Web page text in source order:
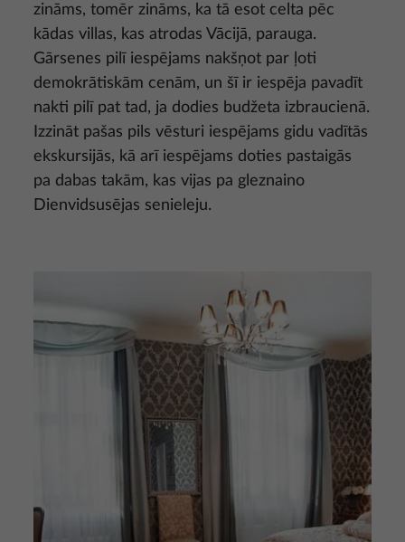
zināms, tomēr zināms, ka tā esot celta pēc
kādas villas, kas atrodas Vācijā, parauga.
Gārsenes pilī iespējams nakšņot par ļoti
demokrātiskām cenām, un šī ir iespēja pavadīt
nakti pilī pat tad, ja dodies budžeta izbraucienā.
Izzināt pašas pils vēsturi iespējams gidu vadītās
ekskursijās, kā arī iespējams doties pastaigās
pa dabas takām, kas vijas pa gleznaino
Dienvidsusējas senieleju.